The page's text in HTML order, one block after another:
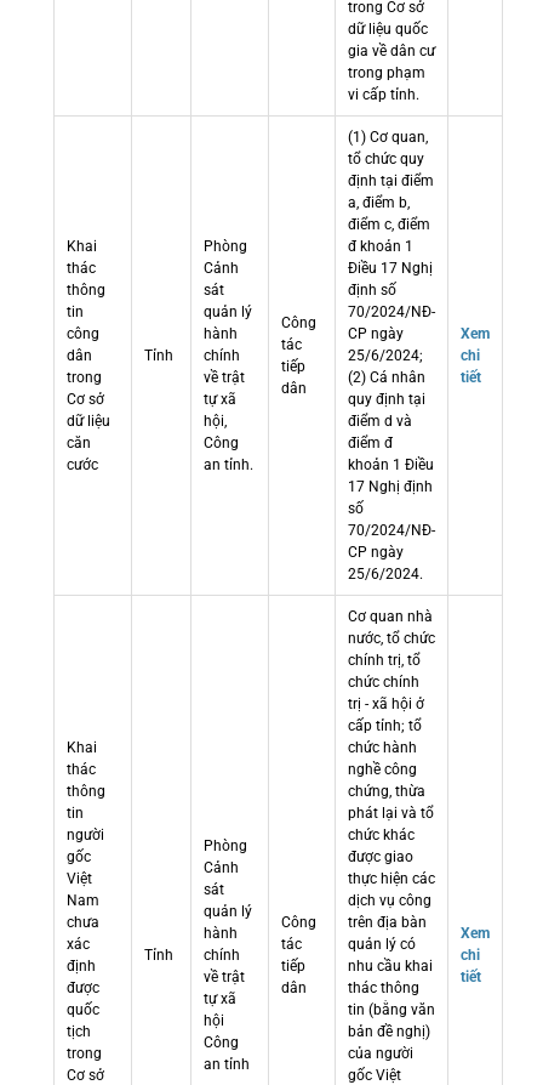
trong Cơ sở
dữ liệu quốc
gia về dân cư
trong phạm
vi cấp tỉnh.
Khai
thác
thông
tin
công
dân
trong
Cơ sở
dữ liệu
căn
cước
Tỉnh
Phòng
Cảnh
sát
quản lý
hành
chính
về trật
tự xã
hội,
Công
an tỉnh.
Công
tác
tiếp
dân
(1) Cơ quan,
tổ chức quy
định tại điểm
a, điểm b,
điểm c, điểm
đ khoản 1
Điều 17 Nghị
định số
70/2024/NĐ-
CP ngày
25/6/2024;
(2) Cá nhân
quy định tại
điểm d và
điểm đ
khoản 1 Điều
17 Nghị định
số
70/2024/NĐ-
CP ngày
25/6/2024.
Xem
chi
tiết
Khai
thác
thông
tin
người
gốc
Việt
Nam
chưa
xác
định
được
quốc
tịch
trong
Cơ sở
Tỉnh
Phòng
Cảnh
sát
quản lý
hành
chính
về trật
tự xã
hội
Công
an tỉnh
Công
tác
tiếp
dân
Cơ quan nhà
nước, tổ chức
chính trị, tổ
chức chính
trị - xã hội ở
cấp tỉnh; tổ
chức hành
nghề công
chứng, thừa
phát lại và tổ
chức khác
được giao
thực hiện các
dịch vụ công
trên địa bàn
quản lý có
nhu cầu khai
thác thông
tin (bằng văn
bản đề nghị)
của người
gốc Việt
Xem
chi
tiết